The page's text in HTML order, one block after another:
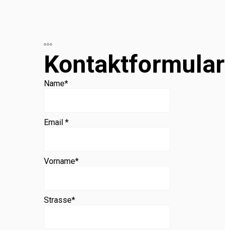
Kontaktformular
Name*
Email *
Vorname*
Strasse*